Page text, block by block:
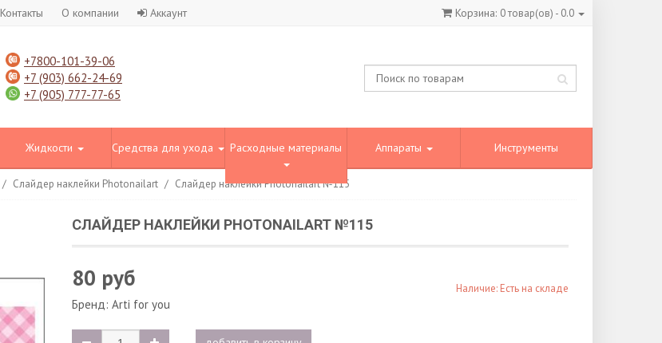
Контакты О компании Корзина: 0товар(ов) - 0.0
Аккаунт
+7800-101-39-06
+7 (903) 662-24-69
+7 (905) 777-77-65
Жидкости Средства для ухода Расходные материалы Аппараты Инструменты
/ Слайдер наклейки Photonailart / Слайдер наклейки Photonailart №115
СЛАЙДЕР НАКЛЕЙКИ PHOTONAILART №115
80 руб Наличие: Есть на складе
Бренд: Arti for you